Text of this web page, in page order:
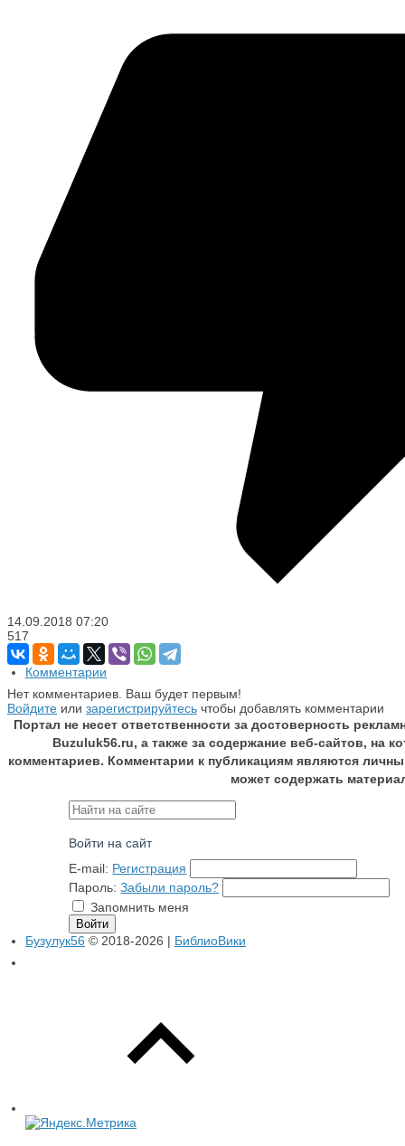
14.09.2018 07:20
517
Комментарии
Нет комментариев. Ваш будет первым!
Войдите или зарегистрируйтесь чтобы добавлять комментарии
Портал не несет ответственности за достоверность
Buzuluk56.ru, а также за содержание веб-сайтов, на
комментариев. Комментарии к публикациям являются
может содержать
Войти на сайт
E-mail: Регистрация
Пароль: Забыли пароль?
Запомнить меня
Бузулук56 © 2018-2026 | БиблиоВики